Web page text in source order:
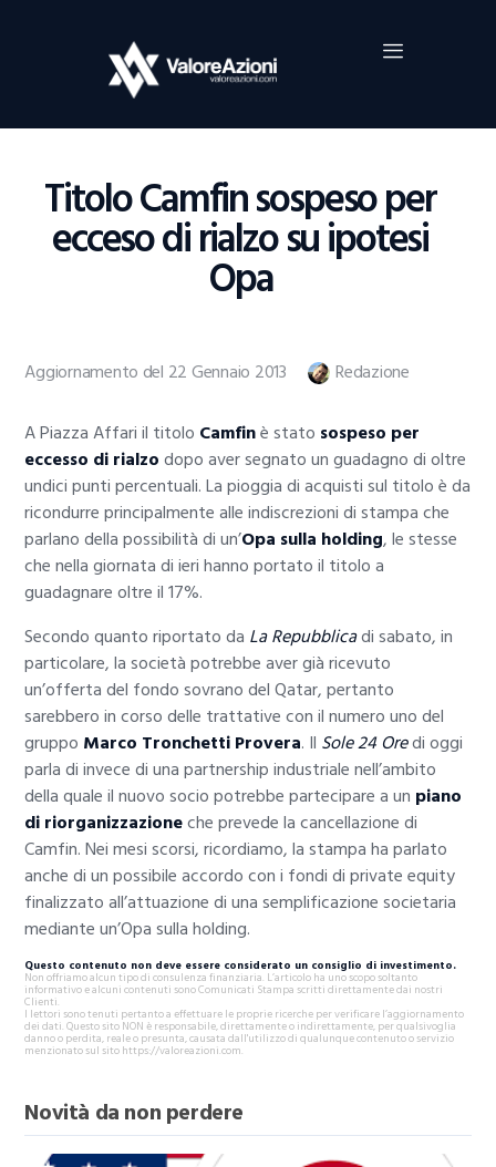
Titolo Camfin sospeso per
ecceso di rialzo su ipotesi
Opa
Home
Investimenti
Borsa
Guide Al Trading
Criptovalute
Aggiornamento del 22 Gennaio 2013 Redazione
A Piazza Affari il titolo Camfinè stato sospeso per
eccesso di rialzodopo aver segnato un guadagno di oltre
undici punti percentuali. La pioggia di acquisti sul titolo è da
ricondurre principalmente alle indiscrezioni di stampa che
parlano della possibilità di un’Opa sulla holding, le stesse
che nella giornata di ieri hanno portato il titolo a
guadagnare oltre il 17%.
Secondo quanto riportato da La Repubblicadi sabato, in
particolare, la società potrebbe aver già ricevuto
un’offerta del fondo sovrano del Qatar, pertanto
sarebbero in corso delle trattative con il numero uno del
gruppo Marco Tronchetti Provera. Il Sole 24 Oredi oggi
parla di invece di una partnership industriale nell’ambito
della quale il nuovo socio potrebbe partecipare a un piano
di riorganizzazioneche prevede la cancellazione di
Camfin. Nei mesi scorsi, ricordiamo, la stampa ha parlato
anche di un possibile accordo con i fondi di private equity
finalizzato all’attuazione di una semplificazione societaria
mediante un’Opa sulla holding.
Questo contenuto non deve essere considerato un consiglio di investimento.
Non offriamo alcun tipo di consulenza finanziaria. L’articolo ha uno scopo soltanto
informativo e alcuni contenuti sono Comunicati Stampa scritti direttamente dai nostri
Clienti.
I lettori sono tenuti pertanto a effettuare le proprie ricerche per verificare l’aggiornamento
dei dati. Questo sito NON è responsabile, direttamente o indirettamente, per qualsivoglia
danno o perdita, reale o presunta, causata dall'utilizzo di qualunque contenuto o servizio
menzionato sul sito https://valoreazioni.com.
Novità da non perdere